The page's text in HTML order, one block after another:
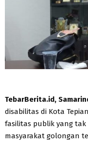
TebarBerita.id,
disabilitas di Kota
fasilitas publik yang
masyarakat golongan